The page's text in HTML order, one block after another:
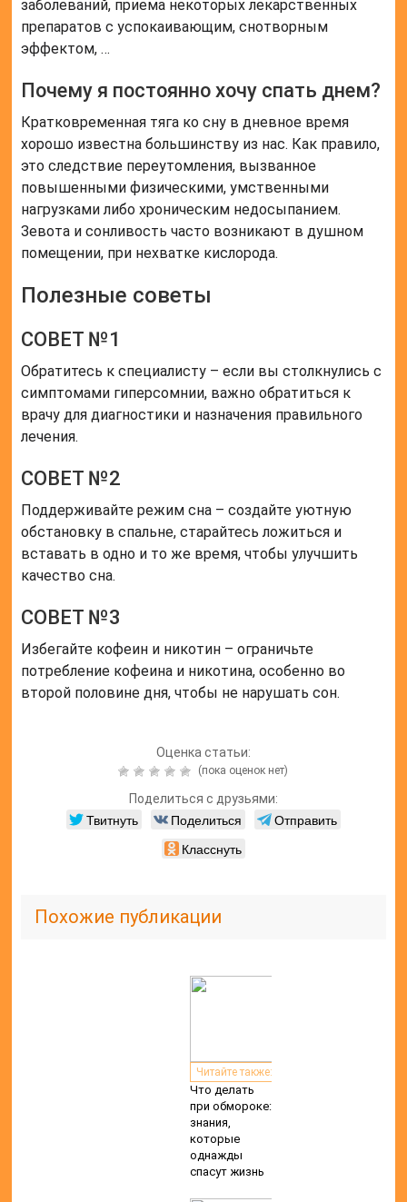
заболеваний, приема некоторых лекарственных
препаратов с успокаивающим, снотворным
эффектом, …
Почему я постоянно хочу спать днем?
Кратковременная тяга ко сну в дневное время
хорошо известна большинству из нас. Как правило,
это следствие переутомления, вызванное
повышенными физическими, умственными
нагрузками либо хроническим недосыпанием.
Зевота и сонливость часто возникают в душном
помещении, при нехватке кислорода.
Полезные советы
СОВЕТ №1
Обратитесь к специалисту – если вы столкнулись с
симптомами гиперсомнии, важно обратиться к
врачу для диагностики и назначения правильного
лечения.
СОВЕТ №2
Поддерживайте режим сна – создайте уютную
обстановку в спальне, старайтесь ложиться и
вставать в одно и то же время, чтобы улучшить
качество сна.
СОВЕТ №3
Избегайте кофеин и никотин – ограничьте
потребление кофеина и никотина, особенно во
второй половине дня, чтобы не нарушать сон.
Оценка статьи:
(пока оценок нет)
Поделиться с друзьями:
Твитнуть Поделиться
Отправить
Класснуть
Похожие публикации
Читайте также:
Что делать
при обмороке:
знания,
которые
однажды
спасут жизнь